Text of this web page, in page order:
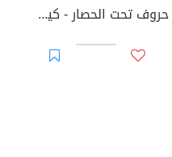
حروف تحت الحصار - كيف سلبنا الإيموجي فن التواصل